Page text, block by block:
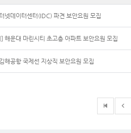
넷데이터센터(IDC) 파견 보안요원 모집
해운대 마린시티 초고층 아파트 보안요원 모집
해공항 국제선 지상직 보안요원 모집